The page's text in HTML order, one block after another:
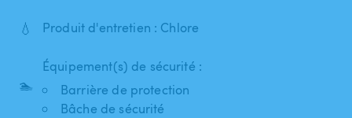
💧 Produit d'entretien : Chlore
🏊
Équipement(s) de sécurité :
Barrière de protection
Bâche de sécurité